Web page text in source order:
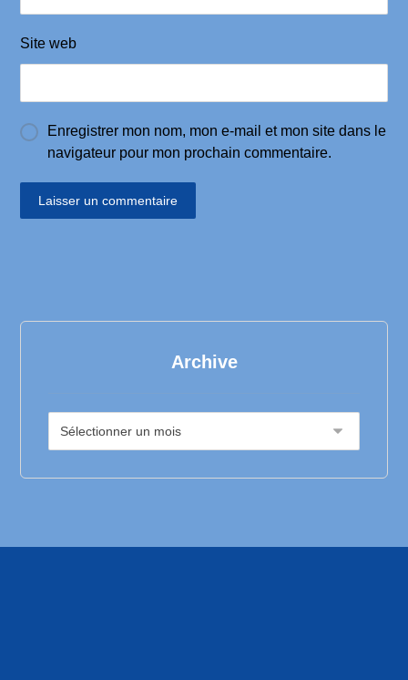
Site web
Enregistrer mon nom, mon e-mail et mon site dans le
navigateur pour mon prochain commentaire.
Archive